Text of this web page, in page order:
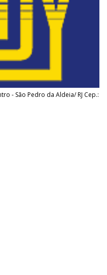
- São Pedro da Aldeia/ RJ Cep.: